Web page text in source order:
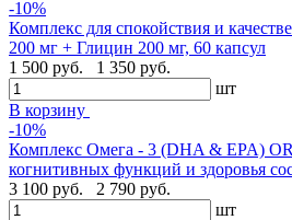
-10%
Комплекс для спокойствия и
200 мг + Глицин 200 мг, 60 капсул
1 500 руб.
1 350 руб.
шт
В корзину
-10%
Комплекс Омега - 3 (DHA & EPA)
когнитивных функций и здоровья
3 100 руб.
2 790 руб.
шт